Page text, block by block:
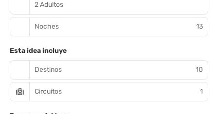
2 Adultos
Noches 13
Esta idea incluye
Destinos 10
Circuitos 1